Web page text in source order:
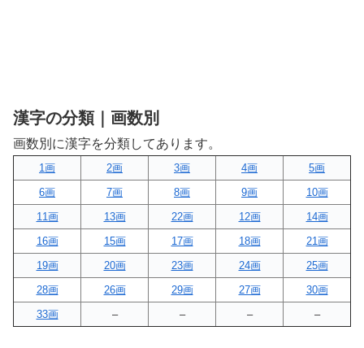
漢字の分類｜画数別
画数別に漢字を分類してあります。
1画 2画 3画 4画
5画
6画
7画 8画 9画
10画
11画
13画 22画 12画
14画
16画
15画 17画 18画
21画
19画
20画 23画 24画
25画
28画
26画 29画 27画
30画
33画
– – – –